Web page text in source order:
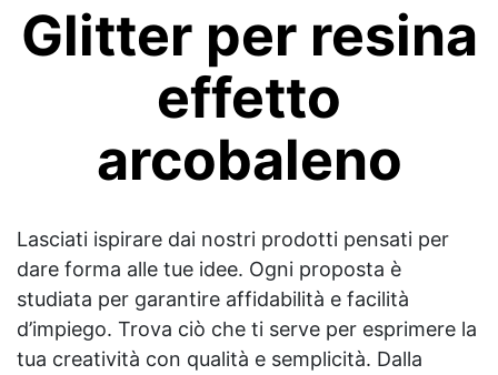
Glitter per resina
effetto
arcobaleno
Lasciati ispirare dai nostri prodotti pensati per
dare forma alle tue idee. Ogni proposta è
studiata per garantire affidabilità e facilità
d’impiego. Trova ciò che ti serve per esprimere la
tua creatività con qualità e semplicità. Dalla